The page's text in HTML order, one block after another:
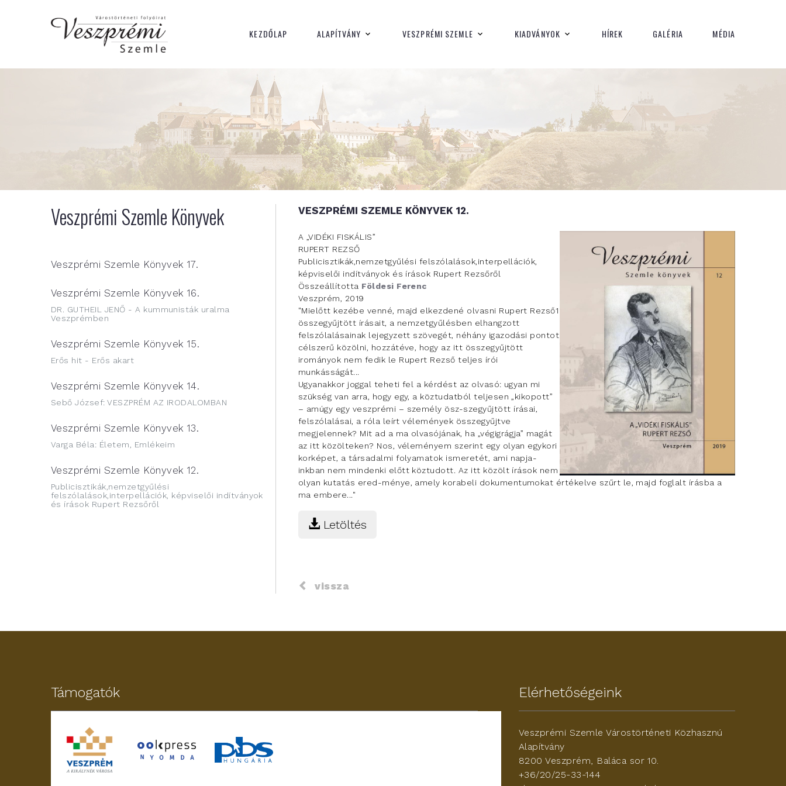
KEZDŐLAP ALAPÍTVÁNY VESZPRÉMI SZEMLE KIADVÁNYOK HÍREK GALÉRIA MÉDIA
Kiadványok
Veszprémi Szemle Könyvek
Veszprémi Szemle Könyvek 17.
Veszprémi Szemle Könyvek 16.
DR. GUTHEIL JENŐ - A kummunisták uralma
Veszprémben
Veszprémi Szemle Könyvek 15.
Erős hit - Erős akart
Veszprémi Szemle Könyvek 14.
Sebő József: VESZPRÉM AZ IRODALOMBAN
Veszprémi Szemle Könyvek 13.
Varga Béla: Életem, Emlékeim
Veszprémi Szemle Könyvek 12.
Publicisztikák,nemzetgyűlési
felszólalások,interpellációk, képviselői indítványok
és írások Rupert Rezsőről
VESZPRÉMI SZEMLE KÖNYVEK 12.
A „VIDÉKI FISKÁLIS”
RUPERT REZSŐ
Publicisztikák,nemzetgyűlési felszólalások,interpellációk,
képviselői indítványok és írások Rupert Rezsőről
Összeállította Földesi Ferenc
Veszprém, 2019
"Mielőtt kezébe venné, majd elkezdené olvasni Rupert Rezső1
összegyűjtött írásait, a nemzetgyűlésben elhangzott
felszólalásainak lejegyzett szövegét, néhány igazodási pontot
célszerű közölni, hozzátéve, hogy az itt összegyűjtött
irományok nem fedik le Rupert Rezső teljes írói
munkásságát...
Ugyanakkor joggal teheti fel a kérdést az olvasó: ugyan mi
szükség van arra, hogy egy, a köztudatból teljesen „kikopott”
– amúgy egy veszprémi – személy ösz-szegyűjtött írásai,
felszólalásai, a róla leírt vélemények összegyűjtve
megjelennek? Mit ad a ma olvasójának, ha „végigrágja” magát
az itt közölteken? Nos, véleményem szerint egy olyan egykori
korképet, a társadalmi folyamatok ismeretét, ami napja-
inkban nem mindenki előtt köztudott. Az itt közölt írások nem
olyan kutatás ered-ménye, amely korabeli dokumentumokat értékelve szűrt le, majd foglalt írásba a
ma embere..."
Letöltés
vissza
Támogatók Elérhetőségeink
Veszprémi Szemle Várostörténeti Közhasznú
Alapítvány
8200 Veszprém, Baláca sor 10.
+36/20/25-33-144